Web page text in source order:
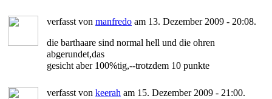
verfasst von manfredo am 13. Dezember 2009 - 20:08.
die barthaare sind normal hell und die ohren
abgerundet,das
gesicht aber 100%tig,--trotzdem 10 punkte
verfasst von keerah am 15. Dezember 2009 - 21:00.